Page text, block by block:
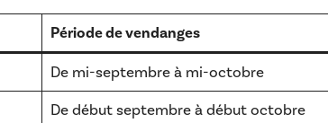
Période de vendanges
De mi-septembre à mi-octobre
De début septembre à début octobre